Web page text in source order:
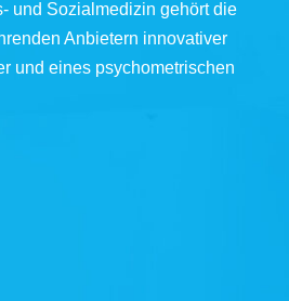
und Sozialmedizin gehört die
Anbietern innovativer
und eines psychometrischen